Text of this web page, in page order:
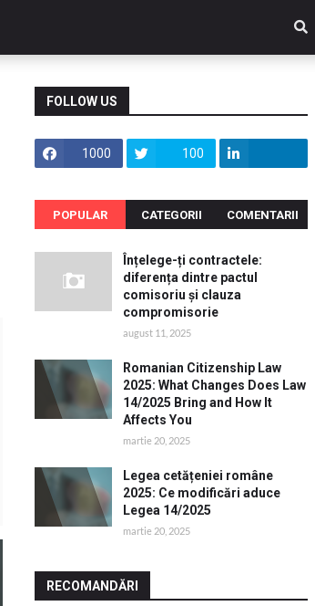
FOLLOW US
1000 100
POPULAR CATEGORII COMENTARII
Înțelege-ți contractele:
diferența dintre pactul
comisoriu și clauza
compromisorie
august 11, 2025
Romanian Citizenship Law
2025: What Changes Does Law
14/2025 Bring and How It
Affects You
martie 20, 2025
Legea cetățeniei române
2025: Ce modificări aduce
Legea 14/2025
martie 20, 2025
RECOMANDĂRI